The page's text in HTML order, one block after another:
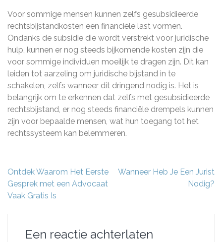
Voor sommige mensen kunnen zelfs gesubsidieerde
rechtsbijstandkosten een financiële last vormen.
Ondanks de subsidie die wordt verstrekt voor juridische
hulp, kunnen er nog steeds bijkomende kosten zijn die
voor sommige individuen moeilijk te dragen zijn. Dit kan
leiden tot aarzeling om juridische bijstand in te
schakelen, zelfs wanneer dit dringend nodig is. Het is
belangrijk om te erkennen dat zelfs met gesubsidieerde
rechtsbijstand, er nog steeds financiële drempels kunnen
zijn voor bepaalde mensen, wat hun toegang tot het
rechtssysteem kan belemmeren.
Berichtnavigatie
Ontdek Waarom Het Eerste
Gesprek met een Advocaat
Vaak Gratis Is
Wanneer Heb Je Een Jurist
Nodig?
Een reactie achterlaten